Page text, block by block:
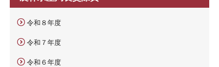
令和８年度
令和７年度
令和６年度